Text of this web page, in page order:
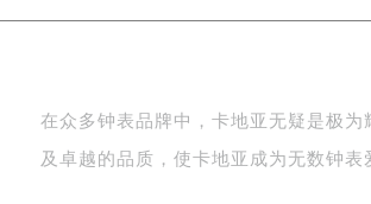
在众多钟表品牌中，卡地亚无疑是极
及卓越的品质，使卡地亚成为无数钟